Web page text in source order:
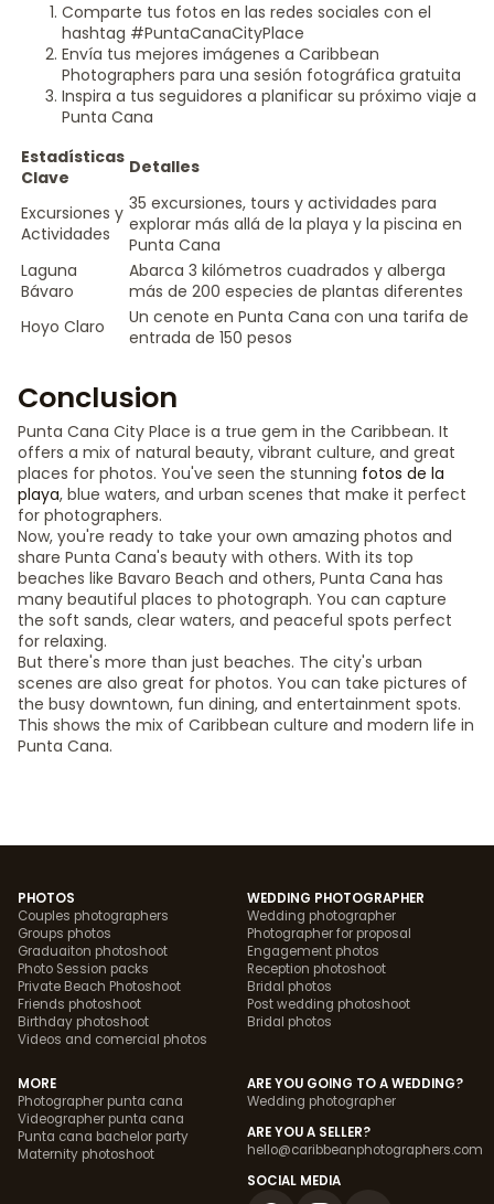
Comparte tus fotos en las redes sociales con el
hashtag #PuntaCanaCityPlace
Envía tus mejores imágenes a Caribbean
Photographers para una sesión fotográfica gratuita
Inspira a tus seguidores a planificar su próximo viaje a
Punta Cana
Estadísticas
Clave
Detalles
Excursiones y
Actividades
35 excursiones, tours y actividades para
explorar más allá de la playa y la piscina en
Punta Cana
Laguna
Bávaro
Abarca 3 kilómetros cuadrados y alberga
más de 200 especies de plantas diferentes
Hoyo Claro
Un cenote en Punta Cana con una tarifa de
entrada de 150 pesos
Conclusion
Punta Cana City Place is a true gem in the Caribbean. It
offers a mix of natural beauty, vibrant culture, and great
places for photos. You've seen the stunning fotos de la
playa, blue waters, and urban scenes that make it perfect
for photographers.
Now, you're ready to take your own amazing photos and
share Punta Cana's beauty with others. With its top
beaches like Bavaro Beach and others, Punta Cana has
many beautiful places to photograph. You can capture
the soft sands, clear waters, and peaceful spots perfect
for relaxing.
But there's more than just beaches. The city's urban
scenes are also great for photos. You can take pictures of
the busy downtown, fun dining, and entertainment spots.
This shows the mix of Caribbean culture and modern life in
Punta Cana.
PHOTOS
Couples photographers
Groups photos
Graduaiton photoshoot
Photo Session packs
Private Beach Photoshoot
Friends photoshoot
Birthday photoshoot
Videos and comercial photos
WEDDING PHOTOGRAPHER
Wedding photographer
Photographer for proposal
Engagement photos
Reception photoshoot
Bridal photos
Post wedding photoshoot
Bridal photos
MORE
Photographer punta cana
Videographer punta cana
Punta cana bachelor party
Maternity photoshoot
ARE YOU GOING TO A WEDDING?
Wedding photographer
ARE YOU A SELLER?
hello@caribbeanphotographers.com
SOCIAL MEDIA